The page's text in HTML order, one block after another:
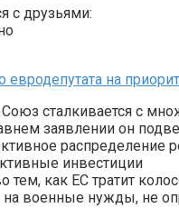
с друзьями:
евродепутата на
сталкивается с
заявлении он
распределение
инвестиции
тем, как ЕС тратит
военные нужды, не